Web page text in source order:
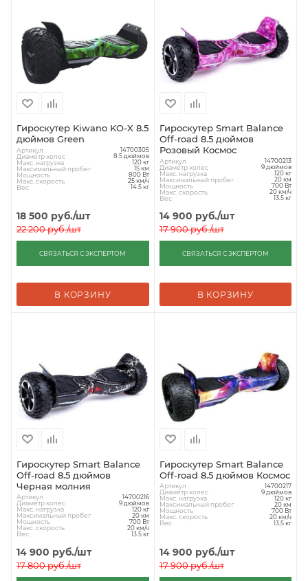
Гироскутер Kiwano KO-X 8.5
дюймов Green
Артикул 14700305
Диаметр колес 8.5 дюймов
Макс. нагрузка 120 кг
Максимальный пробег 15 км
Мощность 800 Вт
Макс. скорость 25 км/ч
Вес 14.5 кг
18 500 руб./шт
22 200руб./шт
СВЯЗАТЬСЯ С ЭКСПЕРТОМ
В КОРЗИНУ
Гироскутер Smart Balance
Off-road 8.5 дюймов
Розовый Космос
Артикул 14700213
Диаметр колес 9 дюймов
Макс. нагрузка 120 кг
Максимальный пробег 20 км
Мощность 700 Вт
Макс. скорость 20 км/ч
Вес 13.5 кг
14 900 руб./шт
17 900руб./шт
СВЯЗАТЬСЯ С ЭКСПЕРТОМ
В КОРЗИНУ
Гироскутер Smart Balance
Off-road 8.5 дюймов
Черная молния
Артикул 14700216
Диаметр колес 9 дюймов
Макс. нагрузка 120 кг
Максимальный пробег 20 км
Мощность 700 Вт
Макс. скорость 20 км/ч
Вес 13.5 кг
14 900 руб./шт
17 800руб./шт
Гироскутер Smart Balance
Off-road 8.5 дюймов Космос
Артикул 14700217
Диаметр колес 9 дюймов
Макс. нагрузка 120 кг
Максимальный пробег 20 км
Мощность 700 Вт
Макс. скорость 20 км/ч
Вес 13.5 кг
14 900 руб./шт
17 900руб./шт